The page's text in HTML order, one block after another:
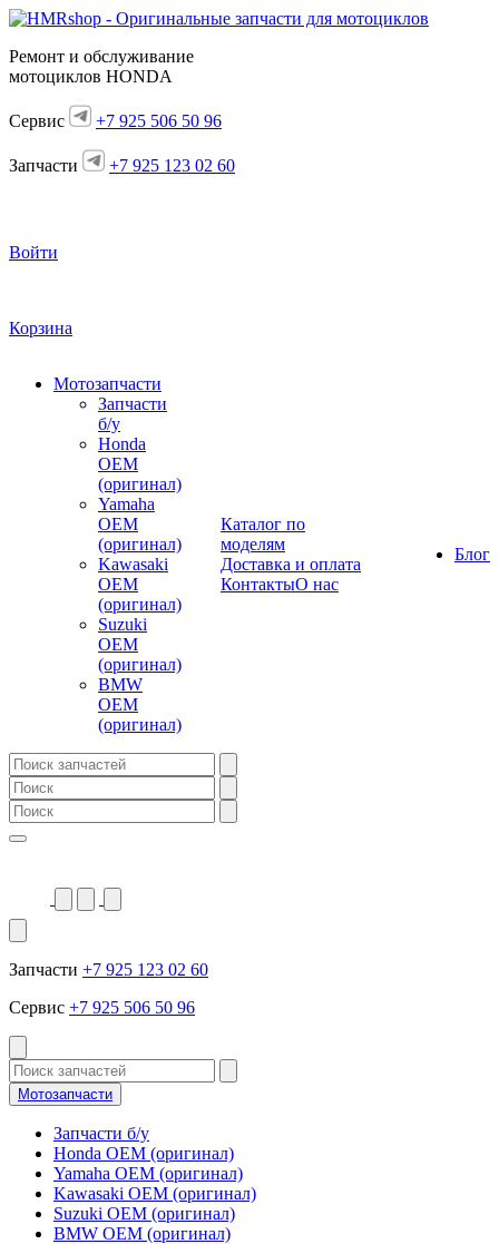
Ремонт и обслуживание
мотоциклов HONDA
Сервис +7 925 506 50 96
Запчасти +7 925 123 02 60
Войти
Корзина
Мотозапчасти
Запчасти
б/у
Honda
OEM
(оригинал)
Yamaha
OEM
(оригинал)
Kawasaki
OEM
(оригинал)
Suzuki
OEM
(оригинал)
BMW
OEM
(оригинал)
Каталог по
моделям
Доставка и оплата
КонтактыО нас
Блог
Запчасти +7 925 123 02 60
Сервис +7 925 506 50 96
Мотозапчасти
Запчасти б/у
Honda OEM (оригинал)
Yamaha OEM (оригинал)
Kawasaki OEM (оригинал)
Suzuki OEM (оригинал)
BMW OEM (оригинал)